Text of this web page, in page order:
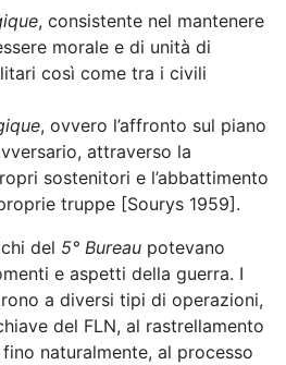
, consistente nel mantenere
morale e di unità di
così come tra i civili
, ovvero l’affronto sul piano
attraverso la
sostenitori e l’abbattimento
truppe [Sourys 1959].
del 5° Bureau potevano
e aspetti della guerra. I
a diversi tipi di operazioni,
del FLN, al rastrellamento
naturalmente, al processo